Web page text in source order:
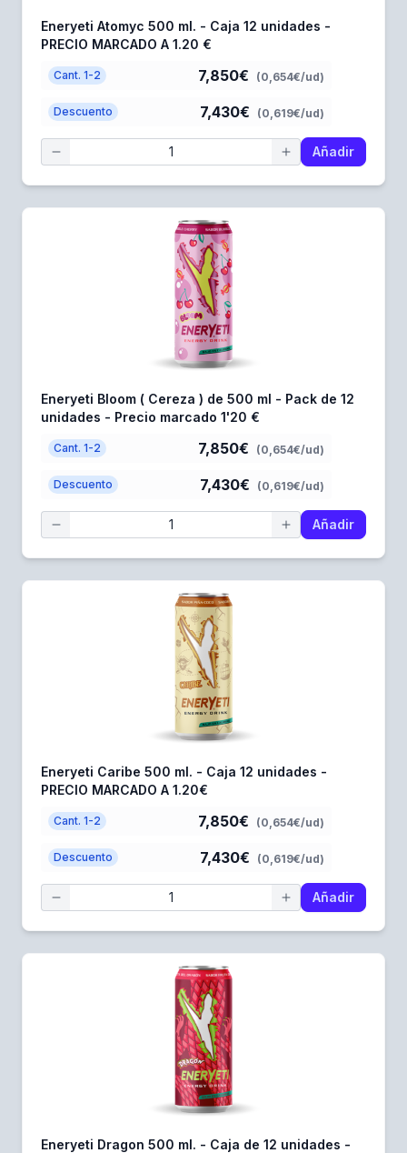
Eneryeti Atomyc 500 ml. - Caja 12 unidades -
PRECIO MARCADO A 1.20 €
Cant. 1-2 7,850€ (0,654€/ud)
Descuento 7,430€ (0,619€/ud)
Añadir
Eneryeti Bloom ( Cereza ) de 500 ml - Pack de 12
unidades - Precio marcado 1'20 €
Cant. 1-2 7,850€ (0,654€/ud)
Descuento 7,430€ (0,619€/ud)
Añadir
Eneryeti Caribe 500 ml. - Caja 12 unidades -
PRECIO MARCADO A 1.20€
Cant. 1-2 7,850€ (0,654€/ud)
Descuento 7,430€ (0,619€/ud)
Añadir
Eneryeti Dragon 500 ml. - Caja de 12 unidades -